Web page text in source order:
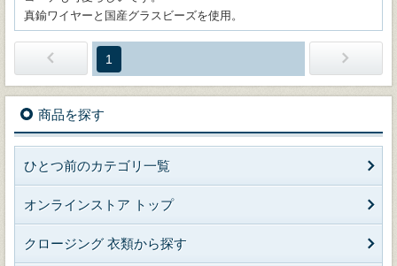
真鍮ワイヤーと国産グラスビーズを使用。
1
商品を探す
ひとつ前のカテゴリ一覧
オンラインストア トップ
クロージング 衣類から探す